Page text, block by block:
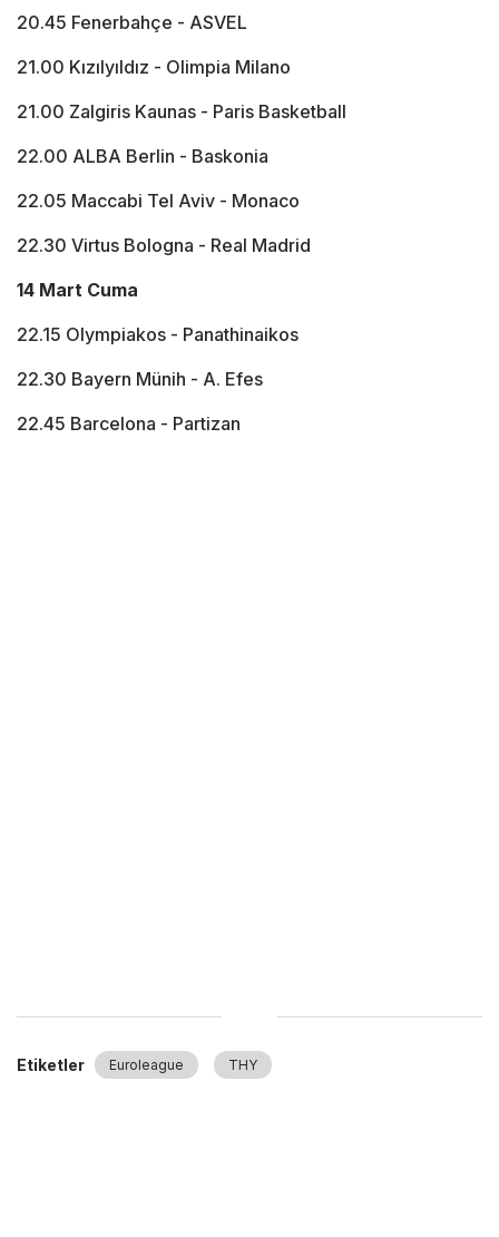
20.45 Fenerbahçe - ASVEL
21.00 Kızılyıldız - Olimpia Milano
21.00 Zalgiris Kaunas - Paris Basketball
22.00 ALBA Berlin - Baskonia
22.05 Maccabi Tel Aviv - Monaco
22.30 Virtus Bologna - Real Madrid
14 Mart Cuma
22.15 Olympiakos - Panathinaikos
22.30 Bayern Münih - A. Efes
22.45 Barcelona - Partizan
Etiketler Euroleague THY